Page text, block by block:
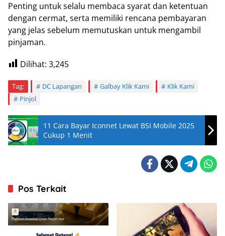
Penting untuk selalu membaca syarat dan ketentuan
dengan cermat, serta memiliki rencana pembayaran
yang jelas sebelum memutuskan untuk mengambil
pinjaman.
Dilihat: 3,245
Tag: DC Lapangan Galbay Klik Kami
Klik Kami
Pinjol
11 Cara Bayar Iconnet Lewat BSI Mobile 2025
Cukup 1 Menit
Pos Terkait